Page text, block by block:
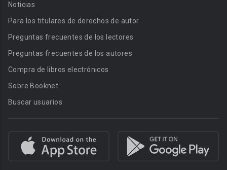
Noticias
Para los titulares de derechos de autor
Preguntas frecuentes de los lectores
Preguntas frecuentes de los autores
Compra de libros electrónicos
Sobre Booknet
Buscar usuarios